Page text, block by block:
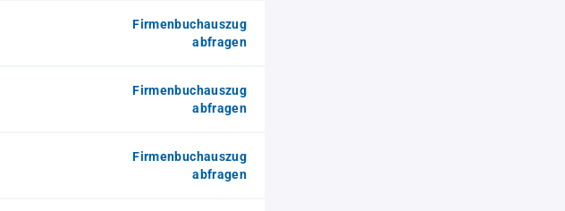
Firmenbuchauszug
abfragen
Firmenbuchauszug
abfragen
Firmenbuchauszug
abfragen